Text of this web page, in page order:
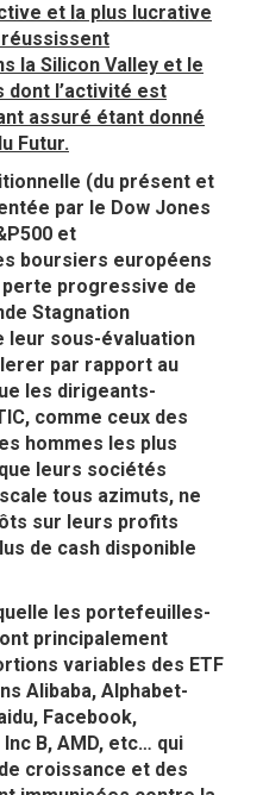
et la plus lucrative
la Silicon Valley et le
dont l’activité est
assuré étant donné
Futur.
(du présent et
par le Dow Jones
et
boursiers européens
progressive de
Stagnation
leur sous-évaluation
par rapport au
les dirigeants-
comme ceux des
hommes les plus
leurs sociétés
tous azimuts, ne
sur leurs profits
de cash disponible
les portefeuilles-
principalement
variables des ETF
Alibaba, Alphabet-
Facebook,
B, AMD, etc… qui
croissance et des